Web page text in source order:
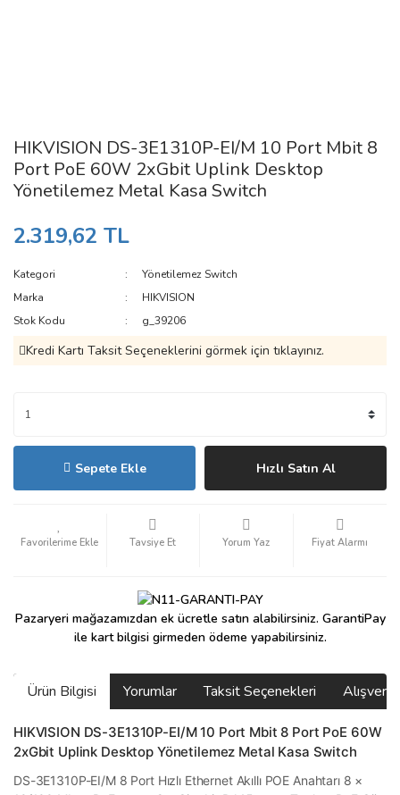
HIKVISION DS-3E1310P-EI/M 10 Port Mbit 8
Port PoE 60W 2xGbit Uplink Desktop
Yönetilemez Metal Kasa Switch
2.319,62 TL
Kategori
Yönetilemez Switch
Marka
HIKVISION
Stok Kodu
g_39206
Kredi Kartı Taksit Seçeneklerini görmek için tıklayınız.
Sepete Ekle Hızlı Satın Al
Tavsiye Et Yorum Yaz Fiyat Alarmı
Pazaryeri mağazamızdan ek ücretle satın alabilirsiniz. GarantiPay
ile kart bilgisi girmeden ödeme yapabilirsiniz.
Ürün Bilgisi Yorumlar Taksit Seçenekleri
HIKVISION DS-3E1310P-EI/M 10 Port Mbit 8 Port PoE 60W
2xGbit Uplink Desktop Yönetilemez Metal Kasa Switch
DS-3E1310P-EI/M 8 Port Hızlı Ethernet Akıllı POE Anahtarı 8 ×